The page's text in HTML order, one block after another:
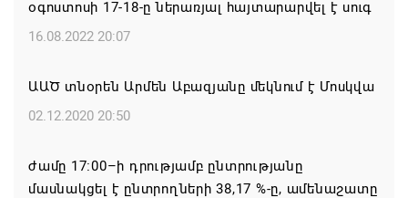
Ինչո՞ւ է Հաջիևն ավելի վստահ, քան Փաշինյանը․
Սուրեն Սուրենյանց
«Հրապարակ». Մեղրին կարեւոր է` չի կարելի
06.08.2026 10:57
օգոստոսի 17-18-ը ներառյալ հայտարարվել է սուգ
16.08.2022 20:07
ԱԱԾ տնօրեն Արմեն Աբազյանը մեկնում է Մոսկվա
02.12.2020 20:50
ժամը 17։00–ի դրությամբ ընտրությանը
մասնակցել է ընտրողների 38,17 %-ը, ամենաշատը